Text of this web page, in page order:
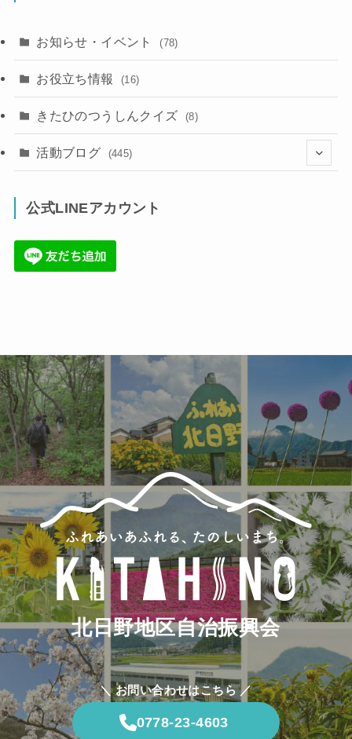
お知らせ・イベント (78)
お役立ち情報 (16)
きたひのつうしんクイズ (8)
活動ブログ (445)
(86)
公式LINEアカウント
北日野地区自治振興会
＼ お問い合わせはこちら ／
0778-23-4603